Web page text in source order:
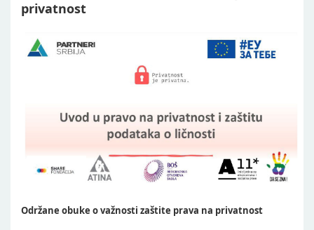
privatnost
Održane obuke o važnosti zaštite prava na privatnost